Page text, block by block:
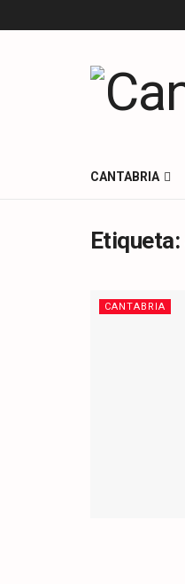
CANTABRIA
Etiqueta:
CANTABRIA